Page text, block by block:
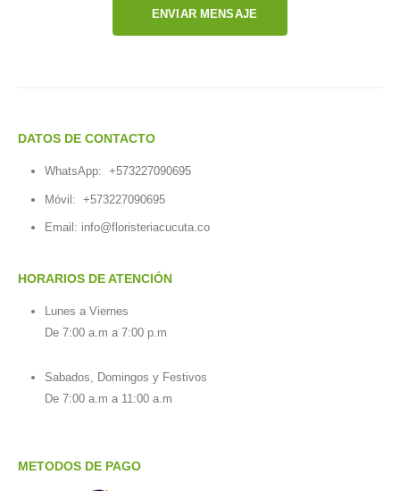
ENVIAR MENSAJE
DATOS DE CONTACTO
WhatsApp: +573227090695
Móvil: +573227090695
Email: info@floristeriacucuta.co
HORARIOS DE ATENCIÓN
Lunes a Viernes
De 7:00 a.m a 7:00 p.m
Sabados, Domingos y Festivos
De 7:00 a.m a 11:00 a.m
METODOS DE PAGO